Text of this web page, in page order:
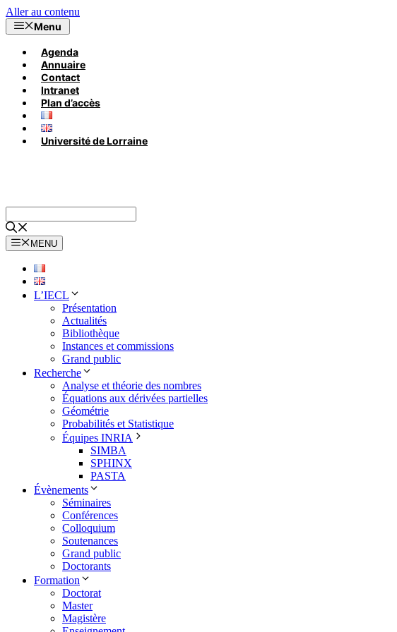
Aller au contenu
Menu
Agenda
Annuaire
Contact
Intranet
Plan d’accès
Université de Lorraine
MENU
L’IECL
Présentation
Actualités
Bibliothèque
Instances et commissions
Grand public
Recherche
Analyse et théorie des nombres
Équations aux dérivées partielles
Géométrie
Probabilités et Statistique
Équipes INRIA
SIMBA
SPHINX
PASTA
Évènements
Séminaires
Conférences
Colloquium
Soutenances
Grand public
Doctorants
Formation
Doctorat
Master
Magistère